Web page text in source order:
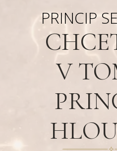
PRINCIP
V